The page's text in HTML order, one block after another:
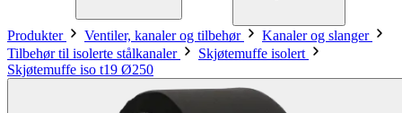
Produkter Ventiler, kanaler og tilbehør
Kanaler og slanger
Tilbehør til isolerte stålkanaler
Skjøtemuffe isolert
Skjøtemuffe iso t19 Ø250